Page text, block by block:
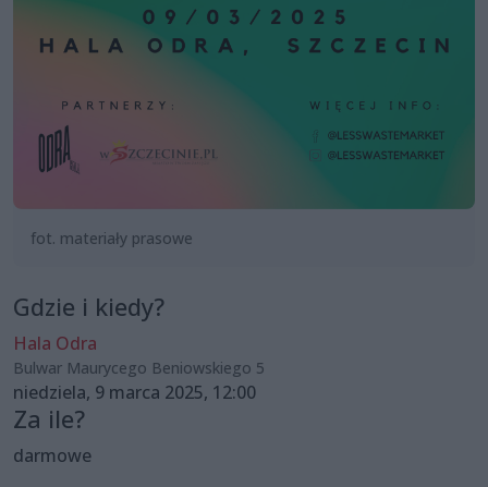
fot. materiały prasowe
Gdzie i kiedy?
Hala Odra
Bulwar Maurycego Beniowskiego 5
niedziela, 9 marca 2025, 12:00
Za ile?
darmowe